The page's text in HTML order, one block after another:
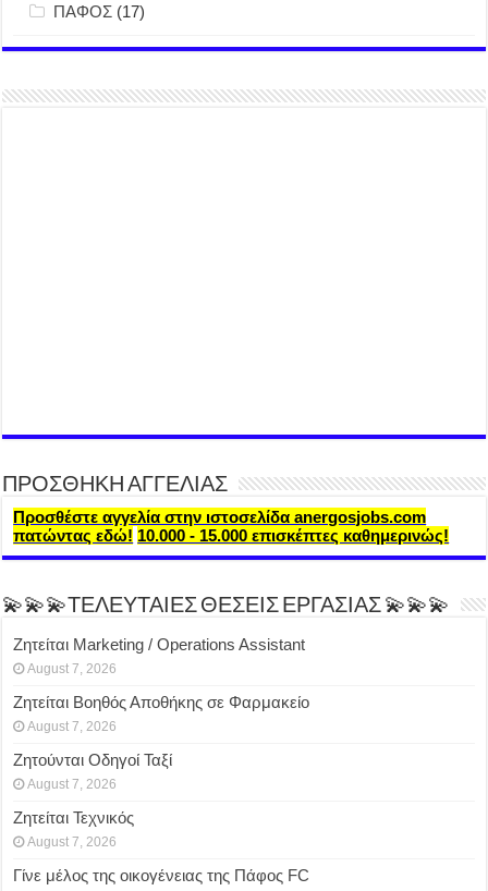
ΠΑΦΟΣ (17)
ΠΡΟΣΘΗΚΗ ΑΓΓΕΛΙΑΣ
Προσθέστε αγγελία στην ιστοσελίδα anergosjobs.com
πατώντας εδώ! 10.000 - 15.000 επισκέπτες καθημερινώς!
💫💫💫ΤΕΛΕΥΤΑΙΕΣ ΘΕΣΕΙΣ ΕΡΓΑΣΙΑΣ 💫💫💫
Ζητείται Marketing / Operations Assistant
August 7, 2026
Ζητείται Βοηθός Αποθήκης σε Φαρμακείο
August 7, 2026
Ζητούνται Οδηγοί Ταξί
August 7, 2026
Ζητείται Τεχνικός
August 7, 2026
Γίνε μέλος της οικογένειας της Πάφος FC